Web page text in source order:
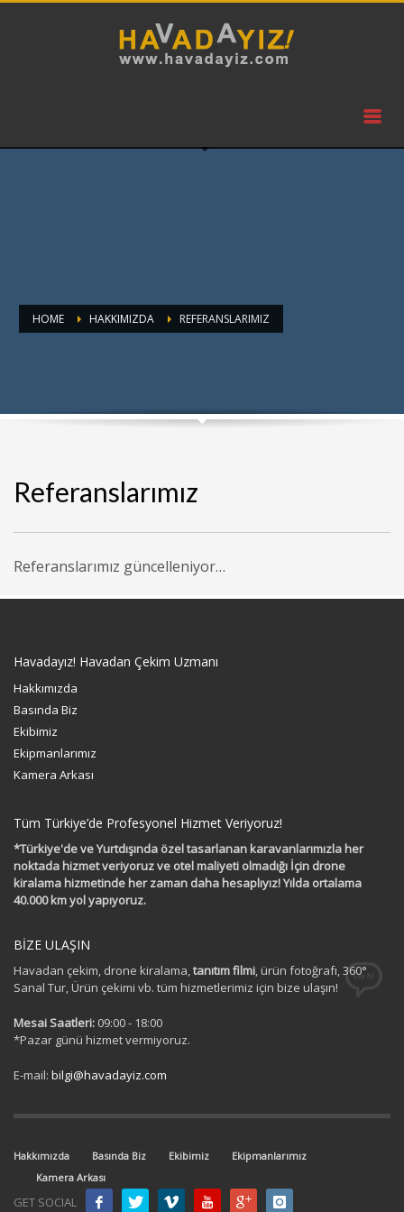
HOME HAKKIMIZDA REFERANSLARIMIZ
Referanslarımız
Referanslarımız güncelleniyor…
Havadayız! Havadan Çekim Uzmanı
Hakkımızda
Basında Biz
Ekibimiz
Ekipmanlarımız
Kamera Arkası
Tüm Türkiye’de Profesyonel Hizmet Veriyoruz!
*Türkiye'de ve Yurtdışında özel tasarlanan karavanlarımızla her
noktada hizmet veriyoruz ve otel maliyeti olmadığı İçin drone
kiralama hizmetinde her zaman daha hesaplıyız! Yılda ortalama
40.000 km yol yapıyoruz.
BİZE ULAŞIN
Havadan çekim, drone kiralama,tanıtım filmi, ürün fotoğrafı, 360°
Sanal Tur, Ürün çekimi vb. tüm hizmetlerimiz için bize ulaşın!
Mesai Saatleri: 09:00 - 18:00
*Pazar günü hizmet vermiyoruz.
E-mail: bilgi@havadayiz.com
Hakkımızda Basında Biz Ekibimiz
Ekipmanlarımız
Kamera Arkası
GET SOCIAL